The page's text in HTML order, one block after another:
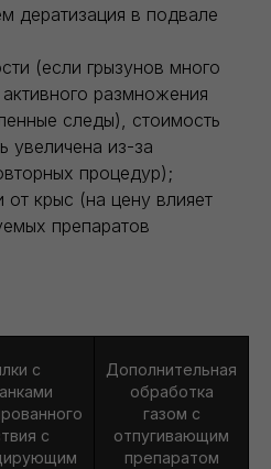
дератизация в подвале
(если грызунов много
размножения
следы), стоимость
увеличена из-за
процедур);
крыс (на цену влияет
препаратов
с
с
Дополнительная
обработка
газом с
отпугивающим
препаратом
форму на